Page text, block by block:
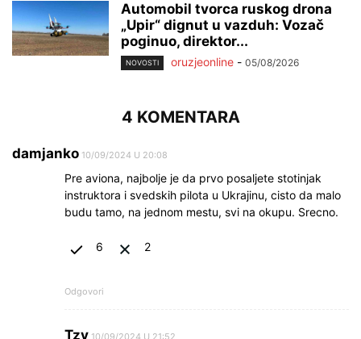
Automobil tvorca ruskog drona
„Upir“ dignut u vazduh: Vozač
poginuo, direktor...
NOVOSTI oruzjeonline - 05/08/2026
4 KOMENTARA
damjanko 10/09/2024 U 20:08
Pre aviona, najbolje je da prvo posaljete stotinjak
instruktora i svedskih pilota u Ukrajinu, cisto da malo
budu tamo, na jednom mestu, svi na okupu. Srecno.
6 2
Odgovori
Tzv